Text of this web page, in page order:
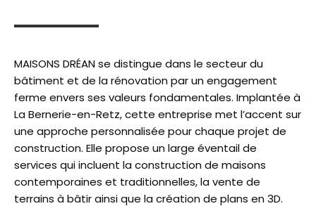
MAISONS DRÉAN se distingue dans le secteur du
bâtiment et de la rénovation par un engagement
ferme envers ses valeurs fondamentales. Implantée à
La Bernerie-en-Retz, cette entreprise met l’accent sur
une approche personnalisée pour chaque projet de
construction. Elle propose un large éventail de
services qui incluent la construction de maisons
contemporaines et traditionnelles, la vente de
terrains à bâtir ainsi que la création de plans en 3D.